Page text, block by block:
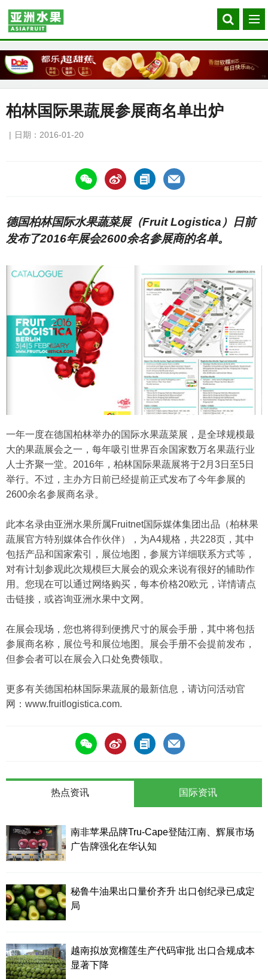
Search
our
菜
单
柏林国际果蔬展参展商名单出炉
日期：2016-01-20
https://asiafruitchina.net/15287.html
德国柏林国际水果蔬菜展（Fruit Logistica）日前
发布了2016年展会2600余名参展商的名单。
一年一度在德国柏林举办的国际水果蔬菜展，是全球规模最
大的果蔬展会之一，每年吸引世界百余国家数万名果蔬行业
人士齐聚一堂。2016年，柏林国际果蔬展将于2月3日至5日
举行。不过，主办方日前已经提前正式发布了今年参展的
2600余名参展商名录。
此本名录由亚洲水果所属Fruitnet国际媒体集团出品（柏林果
蔬展官方特别媒体合作伙伴），为A4规格，共228页，其中
包括产品和国家索引，展位地图，参展方详细联系方式等，
对有计划参观此次规模巨大展会的观众来说有很好的辅助作
用。您现在可以通过网络购买，每本价格20欧元，详情请点
击链接，或咨询亚洲水果中文网。
在展会现场，您也将得到便携尺寸的展会手册，其中将包括
参展商名称，展位号和展位地图。展会手册不会提前发布，
但参会者可以在展会入口处免费领取。
更多有关德国柏林国际果蔬展的最新信息，请访问活动官
网： www.fruitlogistica.com.
热点资讯
南非苹果品牌Tru-Cape登陆江南、辉展市场
广告牌强化在华认知
秘鲁牛油果出口量价齐升 出口创纪录已成定
局
越南拟放宽榴莲生产代码审批 出口合规成本
显著下降
国际资讯